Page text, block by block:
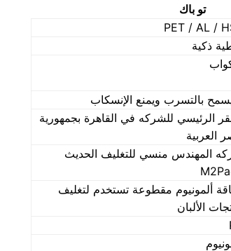
تو باك
PET / AL /
ذكية
بالتسرب ويمنع الإنسكاب
الرئيسي للشركه في القاهرة بجمهورية
العربية
المهندس منسي للتغليف الحديث
ألمونيوم مقطوعة تستخدم لتغليف
الألبان